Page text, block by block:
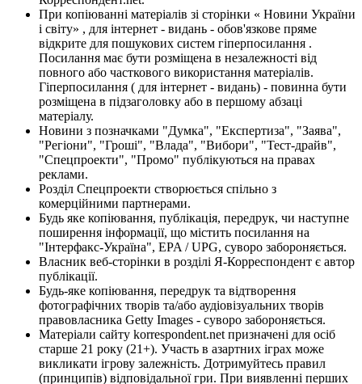
При копіюванні матеріалів зі сторінки « Новини України
і світу» , для інтернет - видань - обов'язкове пряме
відкрите для пошукових систем гіперпосилання .
Посилання має бути розміщена в незалежності від
повного або часткового використання матеріалів.
Гіперпосилання ( для інтернет - видань) - повинна бути
розміщена в підзаголовку або в першому абзаці
матеріалу.
Новини з позначками "Думка", "Експертиза", "Заява",
"Регіони", "Гроші", "Влада", "Вибори", "Тест-драйв",
"Спецпроекти", "Промо" публікуються на правах
реклами.
Розділ Спецпроекти створюється спільно з
комерційними партнерами.
Будь яке копіювання, публікація, передрук, чи наступне
поширення інформації, що містить посилання на
"Інтерфакс-Україна", EPA / UPG, суворо забороняється.
Власник веб-сторінки в розділі Я-Корреспондент є автор
публікації.
Будь-яке копіювання, передрук та відтворення
фотографічних творів та/або аудіовізуальних творів
правовласника Getty Images - суворо забороняється.
Матеріали сайту korrespondent.net призначені для осіб
старше 21 року (21+). Участь в азартних іграх може
викликати ігрову залежність. Дотримуйтесь правил
(принципів) відповідальної гри. При виявленні перших